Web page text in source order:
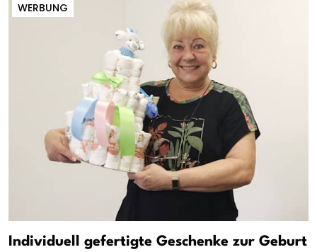
WERBUNG
Individuell gefertigte Geschenke zur Geburt